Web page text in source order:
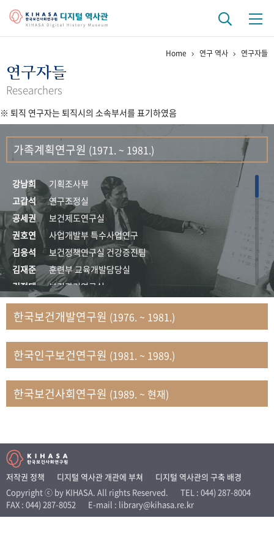
걸어온 길 기관 변천사
연구 역사
정책과 연구 키워드로 보는 연구 역사
연구자들
간행물 변천사
기록물 아카이브
사진 아카이브 문서 기록물 행정박물 영상 기록물
50+1주년 기념
성과 50선 숫자로 보는 50년
세계와 함께 한 KIHASA
VR 역사관
Home 연구 역사 연구자들
연구자들
Researchers
※ 퇴직 연구자는 퇴직시의 소속부서를 표기하였음
가족계획연구원 (1971. ~ 1981.)
강남희
기획조사부
고갑석
연구조정실
공세권
보건제도연구실
권호연
사업개발부 특수사업연구
김응석
보건정책연구실 건강증진팀
김재준
훈련부 교육개발담당실
김정태
보건관리연구실
김지자
연구부 사회개발담당실
김태룡
조사평가부 연구과
문현상
가족복지연구실 인구가족연구팀
박인화
보건정책연구실
박재빈
연구부 인구역학담당실
변종화
보건정책연구실 건강증진팀
송건용
보건정책연구실
송태민
정보통계연구실 빅데이터연구센터
신희설
사업개발부 국제협력연구실
이규식
의료보험연구실
이문기
훈련부
한국보건개발연구원 (1976. ~ 1981.)
한국인구보건연구원 (1981. ~ 1989.)
한국보건사회연구원 (1989. ~ 현재)
저작권 정책 디지털 역사관 개관에 부쳐
디지털 역사관의 구축 배경
Copyright ⓒ by KIHASA. All rights Reserved.
TEL : 044) 287-8004
FAX : 044) 287-8052
E-mail : library@kihasa.re.kr